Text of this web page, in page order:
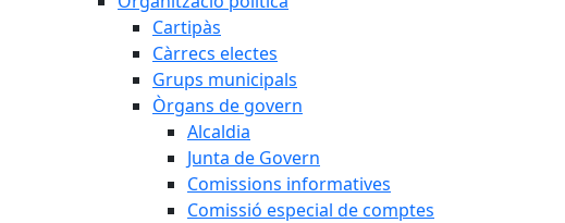
Cartipàs
Càrrecs electes
Grups municipals
Òrgans de govern
Alcaldia
Junta de Govern
Comissions informatives
Comissió especial de comptes